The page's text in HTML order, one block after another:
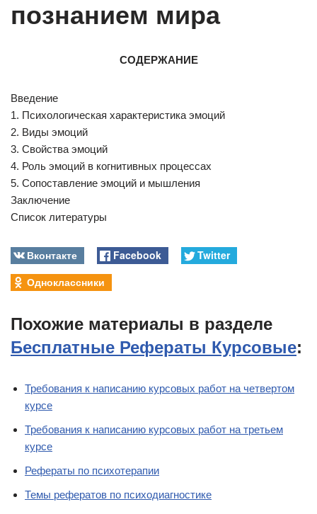
познанием мира
СОДЕРЖАНИЕ
Введение
1. Психологическая характеристика эмоций
2. Виды эмоций
3. Свойства эмоций
4. Роль эмоций в когнитивных процессах
5. Сопоставление эмоций и мышления
Заключение
Список литературы
Вконтакте Facebook
Twitter
Одноклассники
Похожие материалы в разделе
Бесплатные Рефераты Курсовые:
Требования к написанию курсовых работ на четвертом
курсе
Требования к написанию курсовых работ на третьем
курсе
Рефераты по психотерапии
Темы рефератов по психодиагностике